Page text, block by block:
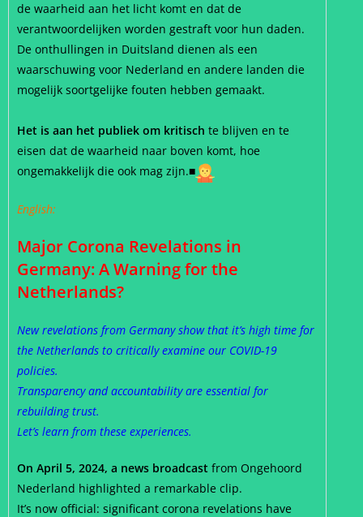
de waarheid aan het licht komt en dat de
verantwoordelijken worden gestraft voor hun daden.
De onthullingen in Duitsland dienen als een
waarschuwing voor Nederland en andere landen die
mogelijk soortgelijke fouten hebben gemaakt.
Het is aan het publiek om kritisch te blijven en te
eisen dat de waarheid naar boven komt, hoe
ongemakkelijk die ook mag zijn.■
English:
Major Corona Revelations in
Germany: A Warning for the
Netherlands?
New revelations from Germany show that it’s high time for
the Netherlands to critically examine our COVID-19
policies.
Transparency and accountability are essential for
rebuilding trust.
Let’s learn from these experiences.
On April 5, 2024, a news broadcast from Ongehoord
Nederland highlighted a remarkable clip.
It’s now official: significant corona revelations have